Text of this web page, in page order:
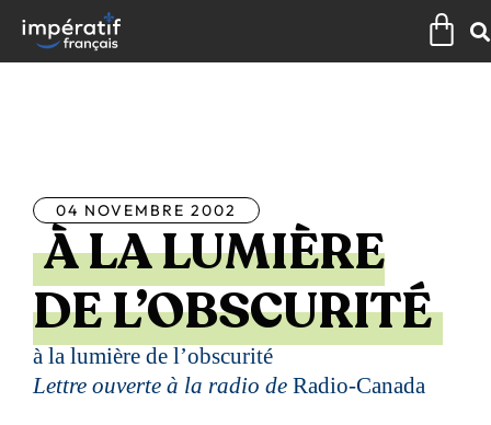
contenu
04 NOVEMBRE 2002
À LA LUMIÈRE
DE L’OBSCURITÉ
à la lumière de l’obscurité
Lettre ouverte à la radio de Radio-Canada